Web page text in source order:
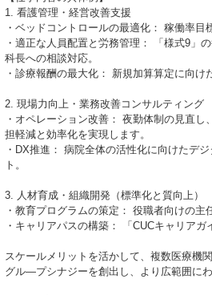
1. 看護管理・経営改善支援
・ベッドコントロールの最適化： 稼働率目
・適正な人員配置と労務管理： 「様式9」
科長への相談対応。
・診療報酬の最大化： 新規加算算定に向け
2. 現場力向上・業務改善コンサルティング
・オペレーション改善： 夜勤体制の見直
担軽減と効率化を実現します。
・DX推進： 病院全体の活性化に向けたデ
ト。
3. 人材育成・組織開発（標準化と質向上）
・教育プログラムの策定： 役職者向けの主
・キャリアパスの構築： 「CUCキャリア
スケールメリットを活かして、複数医療機
グル―プシナジーを創出し、より広範囲に